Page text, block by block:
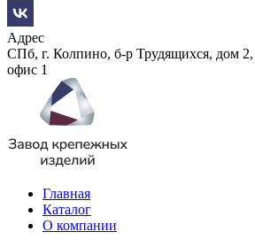
Адрес
СПб, г. Колпино, б-р Трудящихся, дом
офис 1
Главная
Каталог
О компании